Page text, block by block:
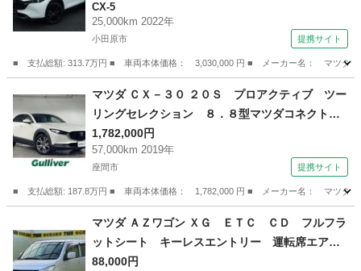
ー車 本革シート パワーテールゲート バック
カメラ クルコン パワーシート ＥＴＣ車載
器 横滑り防止装置 シートヒーター エアコ
ン 禁煙車 （検9.3）
CX-5
25,000km 2022年
小田原市 提携サイト
■ 支払総額: 313.7万円 ■ 車両本体価格： 3,030,000 円 ■ メーカー名： マツ
CX-5
マツダ ＣＸ－３０ ２０Ｓ プロアクティブ ツー
リングセレクション ８．８型マツダコネクトＳ
Ｄナビ ＴＶ ＣＤ ＤＶＤ ＢＴ ＵＳＢ Ｈ
ＤＭＩ ３６０度カメラ ドライバーモニタリン
グ ｉアクティブセンス ＡＣＣ ブラインドス
ポットモニター 衝突被害軽減ブレーキ （検8.9）
1,782,000円
57,000km 2019年
座間市 提携サイト
■ 支払総額: 187.8万円 ■ 車両本体価格： 1,782,000 円 ■ メーカー名： マツダ
マツダ
マツダ ＡＺワゴン ＸＧ ＥＴＣ ＣＤ フルフラ
ットシート キーレスエントリー 運転席エアバ
ック 助手席エアバック 盗難防止装置 パワー
88,000円